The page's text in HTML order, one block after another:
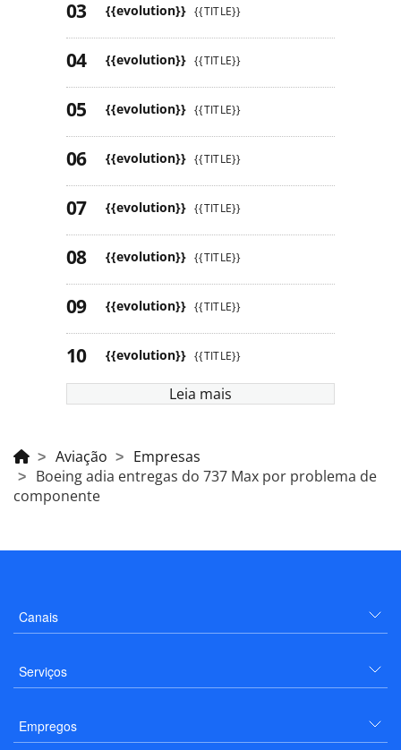
{{evolution}} {{TITLE}}
{{evolution}} {{TITLE}}
{{evolution}} {{TITLE}}
{{evolution}} {{TITLE}}
{{evolution}} {{TITLE}}
{{evolution}} {{TITLE}}
{{evolution}} {{TITLE}}
{{evolution}} {{TITLE}}
Leia mais
Aviação
Empresas
Boeing adia entregas do 737 Max por problema de
componente
Canais
Serviços
Empregos